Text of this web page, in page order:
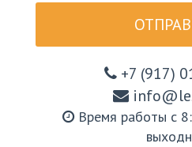
+7 (917)
Время работы с